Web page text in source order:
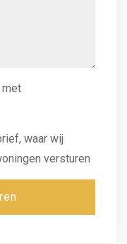
met
waar wij
versturen